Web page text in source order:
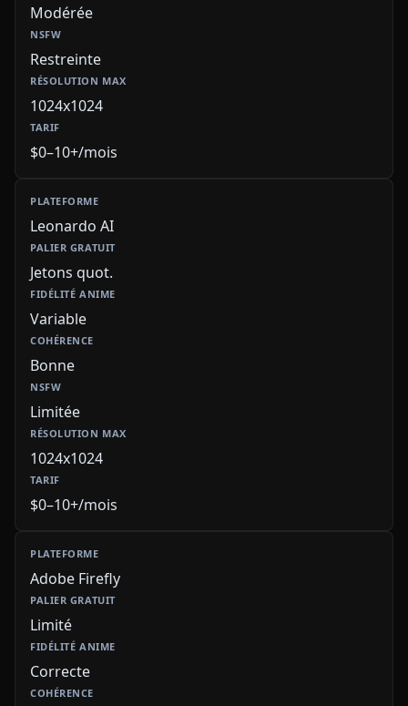
Modérée
Restreinte
1024x1024
$0–10+/mois
Leonardo AI
Jetons quot.
Variable
Bonne
Limitée
1024x1024
$0–10+/mois
Adobe Firefly
Limité
Correcte